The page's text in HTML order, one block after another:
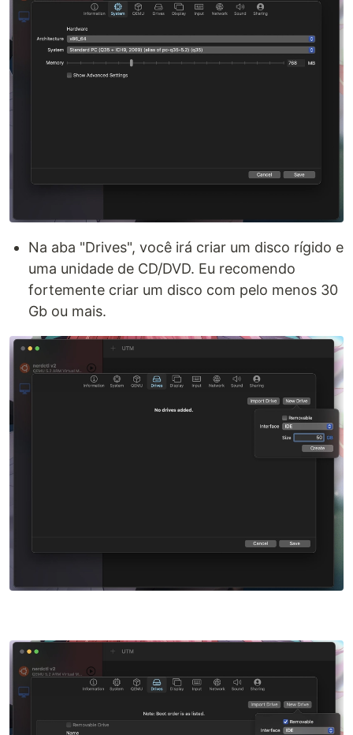
Na aba "Drives", você irá criar um disco rígido e
uma unidade de CD/DVD. Eu recomendo
fortemente criar um disco com pelo menos 30
Gb ou mais.